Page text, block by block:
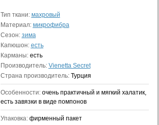
Тип ткани: махровый
Материал: микрофибра
Сезон: зима
Капюшон: есть
Карманы: есть
Производитель: Vienetta Secret
Страна производитель: Турция
Особенности: очень практичный и мягкий халатик,
есть завязки в виде помпонов
Упаковка: фирменный пакет